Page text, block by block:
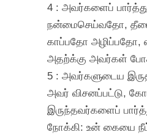
4 : அவர்களைப்
நன்மைசெய்வதோ,
காப்பதோ அழிப்பதோ,
அதற்க்கு அவர்கள்
5 : அவர்களுடைய
அவர் விசனப்பட்டு,
இருந்தவர்களைப்
நோக்கி: உன் கையை